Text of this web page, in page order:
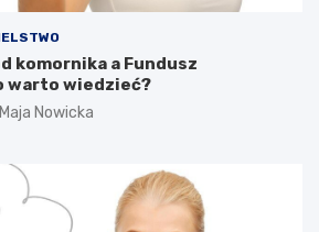
komornika a Fundusz
warto wiedzieć?
Maja Nowicka